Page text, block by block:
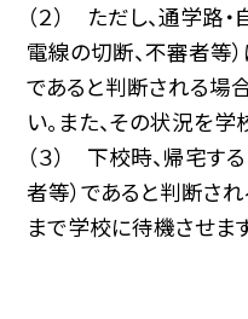
（２） ただし、通学路
電線の切断、不審者等
であると判断される場
い。また、その状況を学
（３） 下校時、帰宅す
者等）であると判断さ
まで学校に待機させます